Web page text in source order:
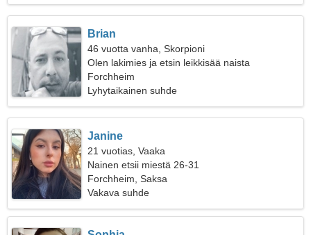
Brian
46 vuotta vanha, Skorpioni
Olen lakimies ja etsin leikkisää naista
Forchheim
Lyhytaikainen suhde
Janine
21 vuotias, Vaaka
Nainen etsii miestä 26-31
Forchheim, Saksa
Vakava suhde